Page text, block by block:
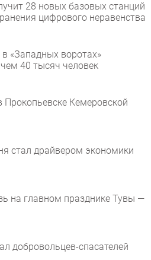
28 новых базовых станций
цифрового неравенства
«Западных воротах»
40 тысяч человек
Прокопьевске Кемеровской
стал драйвером экономики
на главном празднике Тувы —
добровольцев-спасателей